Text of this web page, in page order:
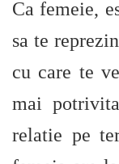
Ca femeie,
sa te
cu care te
mai
relatie pe